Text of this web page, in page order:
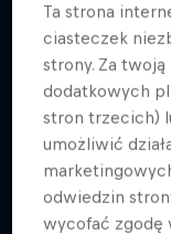
Więcej
Ta strona
ciasteczek
strony. Za
dodatkowych
stron trzecich)
umożliwić
odwiedzin
wycofać zgodę